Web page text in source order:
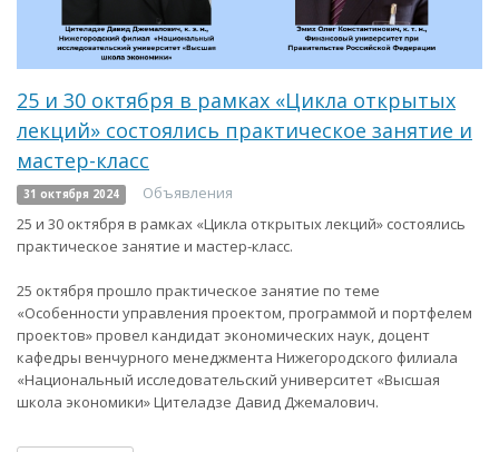
25 и 30 октября в рамках «Цикла открытых
лекций» состоялись практическое занятие и
мастер-класс
31 октября 2024
Объявления
25 и 30 октября в рамках «Цикла открытых лекций» состоялись
практическое занятие и мастер-класс.
25 октября прошло практическое занятие по теме
«Особенности управления проектом, программой и портфелем
проектов» провел кандидат экономических наук, доцент
кафедры венчурного менеджмента Нижегородского филиала
«Национальный исследовательский университет «Высшая
школа экономики» Цителадзе Давид Джемалович.